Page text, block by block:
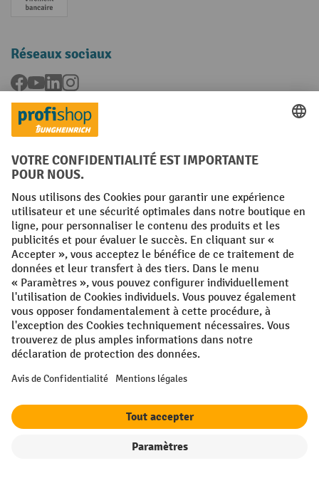
Paiement anticipé
Réseaux sociaux
Facebook
YouTubeLinkedInInstagram
Langues
FR NL
Conditions générales Mentions légales
Protection des Données Politique de cookies
All prices excl. VAT plusshipping costsand possible delivery charges,
if not stated otherwise.
¹ La remise est valable jusqu'à épuisement des stocks. La remise ne
s'applique pas aux prix spéciaux. Il n'est pas possible de le combiner
avec d'autres réductions en pourcentage ou bons de réduction. | ² La
réduction sera accordée une seule fois lors de la première inscription
à la newsletter. Le code de réduction est valable pendant 10 jours et
nette minimale de 250,00 €. La réduction varie selon la catégorie de
produits et peut atteindre un maximum de 10 %. Les transpalettes
électriques, les gerbeurs électriques, les chariots élévateurs